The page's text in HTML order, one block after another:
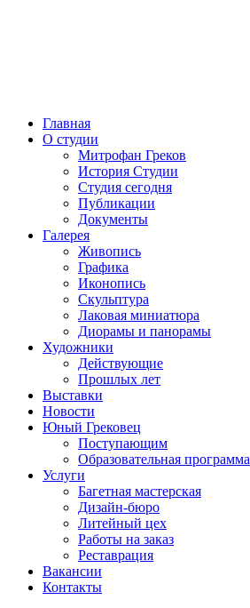
Главная
О студии
Митрофан Греков
История Студии
Студия сегодня
Публикации
Документы
Галерея
Живопись
Графика
Иконопись
Скульптура
Лаковая миниатюра
Диорамы и панорамы
Художники
Действующие
Прошлых лет
Выставки
Новости
Юный Грековец
Поступающим
Образовательная программа
Услуги
Багетная мастерская
Дизайн-бюро
Литейный цех
Работы на заказ
Реставрация
Вакансии
Контакты